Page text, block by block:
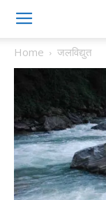
Home जलविद्युत